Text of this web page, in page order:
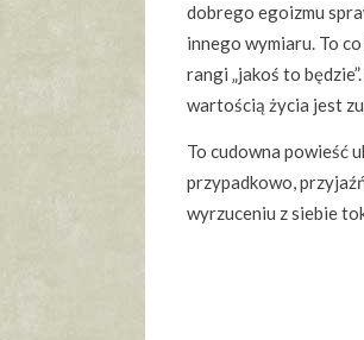
dobrego egoizmu
innego wymiaru. To
rangi „jakoś to
wartością życia jest
To cudowna powieść
przypadkowo,
wyrzuceniu z siebie